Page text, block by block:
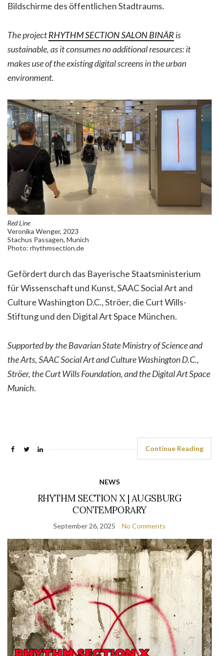
Bildschirme des öffentlichen Stadtraums.
The projectRHYTHM SECTION SALON BINÄR is
sustainable, as it consumes no additional resources: it
makes use of the existing digital screens in the urban
environment.
Red Line
Veronika Wenger, 2023
Stachus Passagen, Munich
Photo: rhythmsection.de
Gefördert durch das Bayerische Staatsministerium
für Wissenschaft und Kunst, SAAC Social Art and
Culture Washington D.C., Ströer, die Curt Wills-
Stiftung und den Digital Art Space München.
Supported by the Bavarian State Ministry of Science and
the Arts, SAAC Social Art and Culture Washington D.C.,
Ströer, the Curt Wills Foundation, and the Digital Art Space
Munich.
Continue Reading
NEWS
RHYTHM SECTION X | AUGSBURG
CONTEMPORARY
September 26, 2025 No Comments